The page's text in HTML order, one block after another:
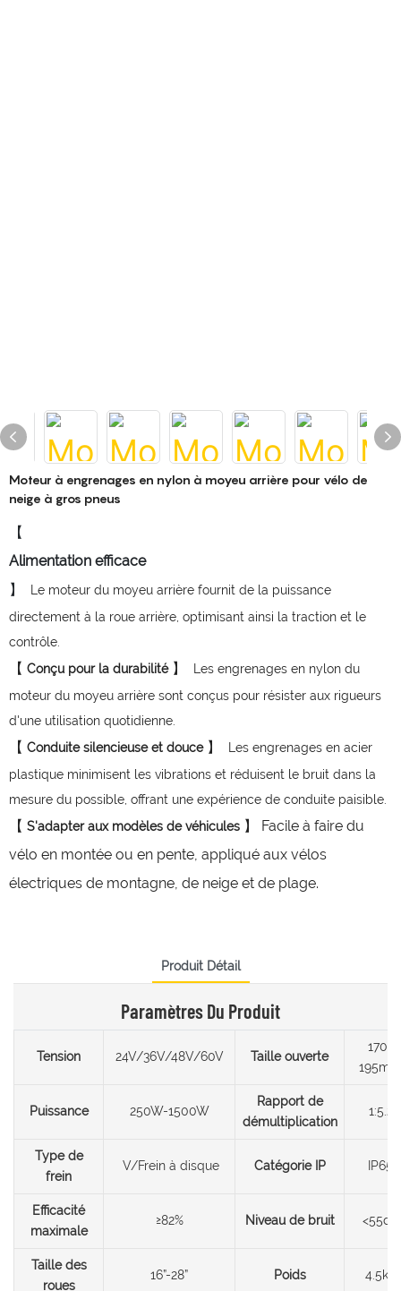
Moteur à engrenages en nylon à moyeu arrière pour vélo de
neige à gros pneus
【
】
Le moteur du moyeu arrière fournit de la puissance
directement à la roue arrière, optimisant ainsi la traction et le
contrôle.
【 Conçu pour la durabilité 】
Les engrenages en nylon du
moteur du moyeu arrière sont conçus pour résister aux rigueurs
d'une utilisation quotidienne.
【 Conduite silencieuse et douce 】
Les engrenages en acier
plastique minimisent les vibrations et réduisent le bruit dans la
mesure du possible, offrant une expérience de conduite paisible.
【 S'adapter aux modèles de véhicules 】 Facile à faire du
vélo en montée ou en pente, appliqué aux vélos
électriques de montagne, de neige et de plage.
Produit Détail
Paramètres Du Produit
Tension 24V/36V/48V/60V Taille ouverte
170-
195mm
Puissance 250W-1500W
Rapport de
démultiplication
1:5.2
Type de
frein
V/Frein à disque Catégorie IP IP65
Efficacité
maximale
≥82% Niveau de bruit <55db
Taille des
roues
16”-28” Poids 4.5kg